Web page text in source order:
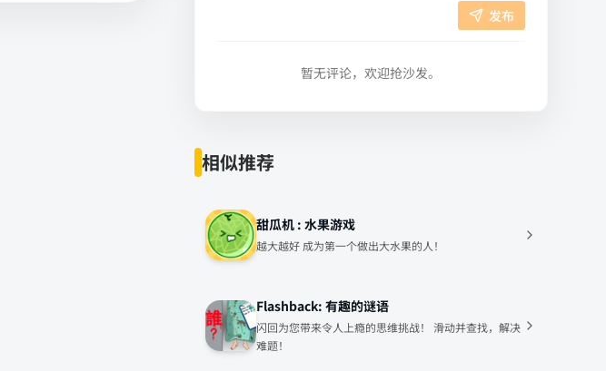
发布
暂无评论，欢迎抢沙发。
相似推荐
甜瓜机 : 水果游戏
越大越好 成为第一个做出大水果的人！
Flashback: 有趣的谜语
闪回为您带来令人上瘾的思维挑战！ 滑动并查找，解决
难题！